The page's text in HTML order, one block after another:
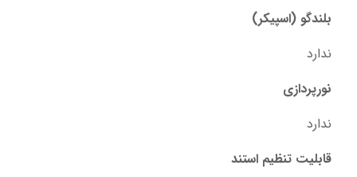
بلندگو (اسپیکر)
ندارد
نورپردازی
ندارد
قابلیت تنظیم استند